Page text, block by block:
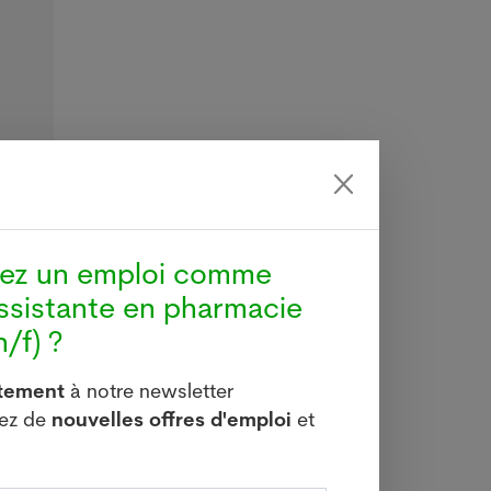
un emploi comme
en pharmacie
f) ?
à notre newsletter
de nouvelles offres d'emploi et